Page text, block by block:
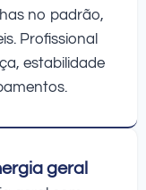
no padrão,
Profissional
estabilidade
geral